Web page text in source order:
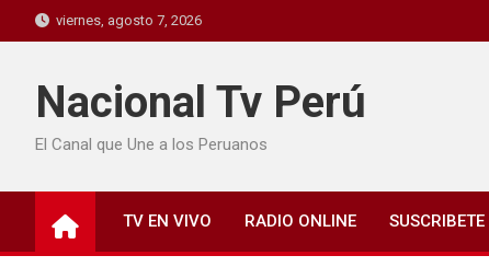
viernes, agosto 7, 2026
Nacional Tv Perú
El Canal que Une a los Peruanos
TV EN VIVO RADIO ONLINE SUSCRIBETE